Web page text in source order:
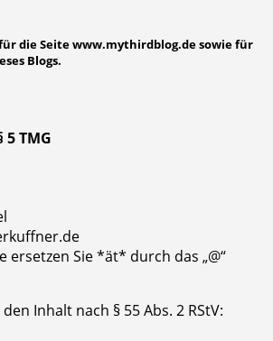
die Seite www.mythirdblog.de sowie für
Blogs.
TMG
ersetzen Sie *ät* durch das „@“
Inhalt nach § 55 Abs. 2 RStV: